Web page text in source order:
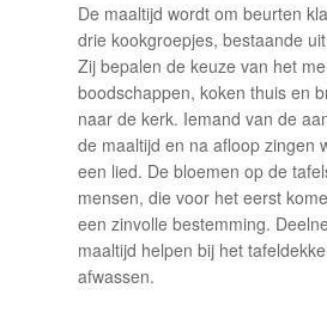
De maaltijd wordt om beurten
drie kookgroepjes, bestaande
Zij bepalen de keuze van het
boodschappen, koken thuis en
naar de kerk. Iemand van de
de maaltijd en na afloop zingen
een lied. De bloemen op de
mensen, die voor het eerst
een zinvolle bestemming.
maaltijd helpen bij het
afwassen.